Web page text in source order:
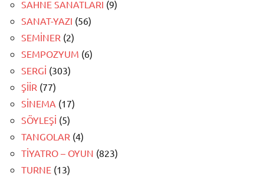
SAHNE SANATLARI (9)
SANAT-YAZI (56)
SEMİNER (2)
SEMPOZYUM (6)
SERGİ (303)
ŞİİR (77)
SİNEMA (17)
SÖYLEŞİ (5)
TANGOLAR (4)
TİYATRO – OYUN (823)
TURNE (13)